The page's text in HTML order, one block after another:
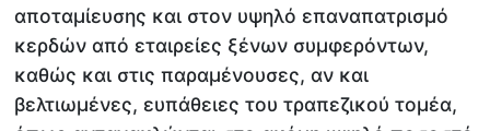
αποταμίευσης και στον υψηλό επαναπατρισμό
κερδών από εταιρείες ξένων συμφερόντων,
καθώς και στις παραμένουσες, αν και
βελτιωμένες, ευπάθειες του τραπεζικού τομέα,